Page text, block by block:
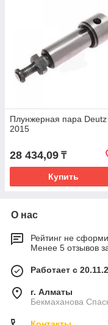
Плунжерная пара Deutz
2015
28 434,09 ₸
Купить
О нас
Рейтинг не
Менее 5 отзывов
Работает с
г. Алматы
Бекмаханова